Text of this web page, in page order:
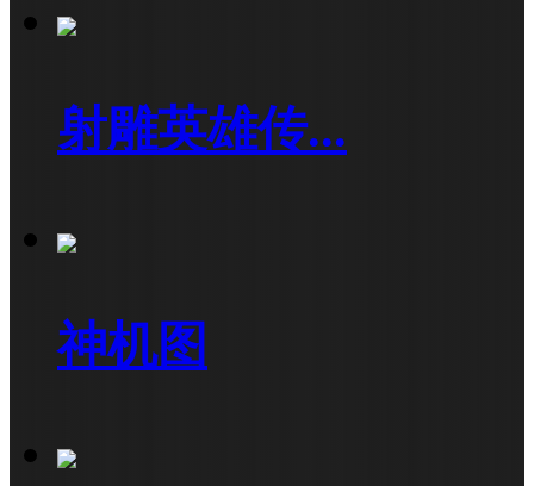
射雕英雄传...
神机图